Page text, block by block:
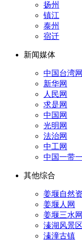
扬州
镇江
泰州
宿迁
新闻媒体
中国台湾网
新华网
人民网
求是网
中国网
光明网
法治网
中工网
中国一带
其他综合
姜堰自然
姜堰人网
姜堰三水网
溱湖风景区
溱潼古镇